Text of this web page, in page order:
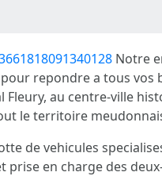
Notre
repondre a tous vos
au centre-ville
le territoire
de vehicules
en charge des